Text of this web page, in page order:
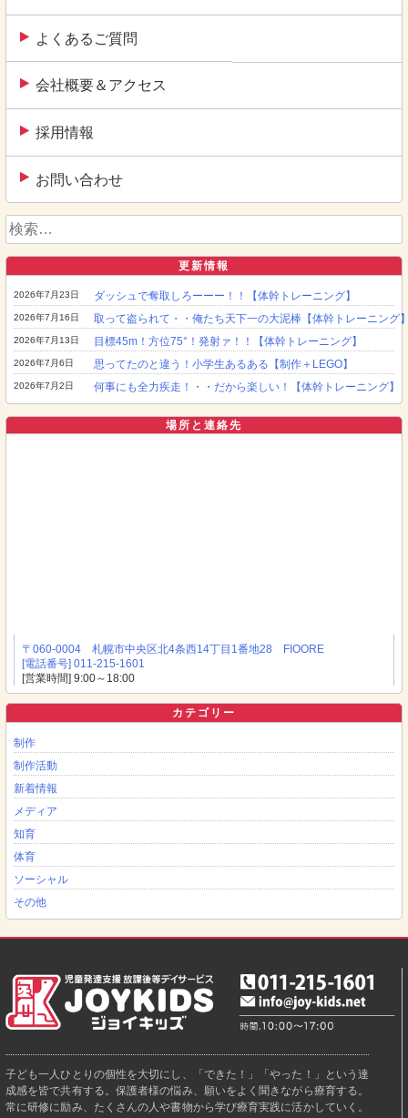
よくあるご質問
会社概要＆アクセス
採用情報
お問い合わせ
検
索:
更新情報
ダッシュで奪取しろーーー！！【体幹トレーニング】
2026年7月23日
取って盗られて・・俺たち天下一の大泥棒【体幹トレーニング
2026年7月16日
目標45m！方位75°！発射ァ！！【体幹トレーニング】
2026年7月13日
思ってたのと違う！小学生あるある【制作＋LEGO】
2026年7月6日
何事にも全力疾走！・・だから楽しい！【体幹トレーニング】
2026年7月2日
場所と連絡先
〒060-0004 札幌市中央区北4条西14丁目1番地28 FIOORE
[電話番号] 011-215-1601
[営業時間] 9:00～18:00
カテゴリー
制作
制作活動
新着情報
メディア
知育
体育
ソーシャル
その他
子ども一人ひとりの個性を大切にし、「できた！」「やった！」という達
成感を皆で共有する。保護者様の悩み、願いをよく聞きながら療育する。
常に研修に励み、たくさんの人や書物から学び療育実践に活かしていく。